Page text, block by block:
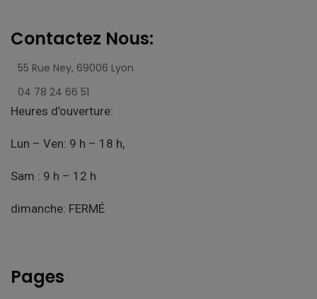
Contactez Nous:
55 Rue Ney, 69006 Lyon
04 78 24 66 51
Heures d’ouverture:
Lun – Ven: 9 h – 18 h,
Sam : 9 h – 12 h
dimanche: FERMÉ
Pages